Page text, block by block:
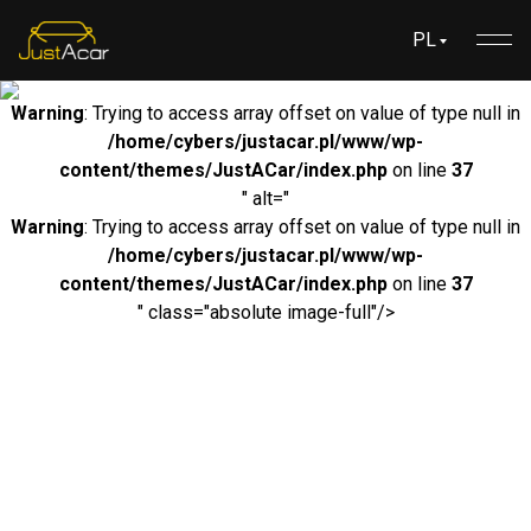
PL
Warning: Trying to access array offset on value of type null in
/home/cybers/justacar.pl/www/wp-
content/themes/JustACar/index.phpon line 37
" alt="
Warning: Trying to access array offset on value of type null in
/home/cybers/justacar.pl/www/wp-
content/themes/JustACar/index.phpon line 37
" class="absolute image-full"/>